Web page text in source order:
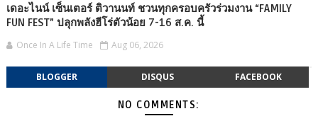
เดอะไนน์ เซ็นเตอร์ ติวานนท์ ชวนทุกครอบครัวร่วมงาน “FAMILY
FUN FEST” ปลุกพลังฮีโร่ตัวน้อย 7-16 ส.ค. นี้
Once In A Life Time Aug 06, 2026
BLOGGER DISQUS FACEBOOK
NO COMMENTS: